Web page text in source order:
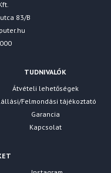
83/B
TUDNIVALÓK
Átvételi lehetőségek
Felmondási tájékoztató
Garancia
Kapcsolat